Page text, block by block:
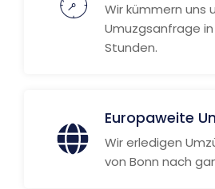
Wir kümmern uns
Umuzgsanfrage
Stunden.
Europaweite
Wir erledigen
von Bonn nach